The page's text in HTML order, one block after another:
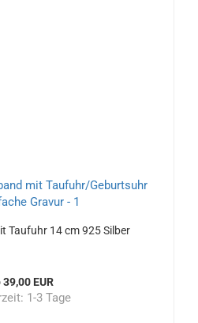
Taufuhr 14 cm 925 Silber
39,00 EUR
1-3 Tage